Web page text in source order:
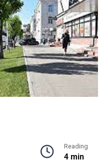
Reading
4 min